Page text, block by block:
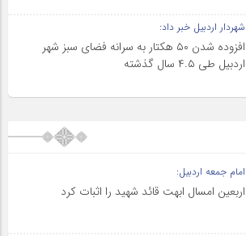
شهردار اردبیل خبر داد:
افزوده شدن ۵۰ هکتار به سرانه فضای سبز شهر
اردبیل طی ۴.۵ سال گذشته
امام جمعه اردبیل:
اربعین امسال ابهت قائد شهید را اثبات کرد